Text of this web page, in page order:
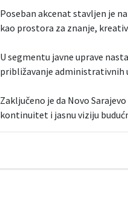
Poseban akcenat stavljen je
kao prostora za znanje,
U segmentu javne uprave
približavanje administrativnih
Zaključeno je da Novo
kontinuitet i jasnu viziju